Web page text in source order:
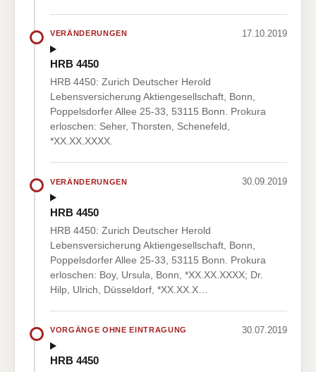
VERÄNDERUNGEN 17.10.2019
HRB 4450
HRB 4450: Zurich Deutscher Herold
Lebensversicherung Aktiengesellschaft, Bonn,
Poppelsdorfer Allee 25-33, 53115 Bonn. Prokura
erloschen: Seher, Thorsten, Schenefeld,
*XX.XX.XXXX.
VERÄNDERUNGEN 30.09.2019
HRB 4450
HRB 4450: Zurich Deutscher Herold
Lebensversicherung Aktiengesellschaft, Bonn,
Poppelsdorfer Allee 25-33, 53115 Bonn. Prokura
erloschen: Boy, Ursula, Bonn, *XX.XX.XXXX; Dr.
Hilp, Ulrich, Düsseldorf, *XX.XX.X…
VORGÄNGE OHNE EINTRAGUNG 30.07.2019
HRB 4450